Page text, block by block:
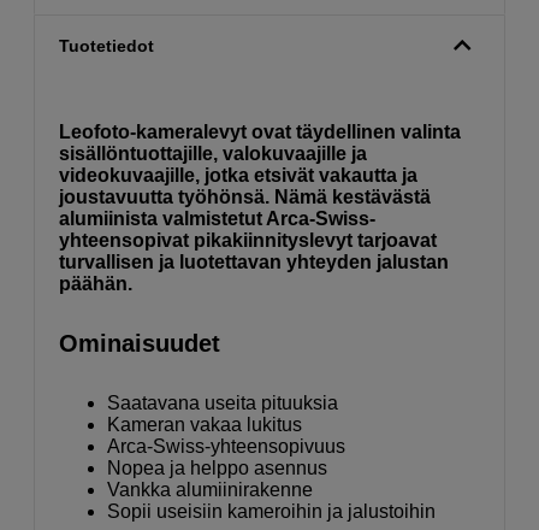
Tuotetiedot
Leofoto-kameralevyt ovat täydellinen valinta
sisällöntuottajille, valokuvaajille ja
videokuvaajille, jotka etsivät vakautta ja
joustavuutta työhönsä. Nämä kestävästä
alumiinista valmistetut Arca-Swiss-
yhteensopivat pikakiinnityslevyt tarjoavat
turvallisen ja luotettavan yhteyden jalustan
päähän.
Ominaisuudet
Saatavana useita pituuksia
Kameran vakaa lukitus
Arca-Swiss-yhteensopivuus
Nopea ja helppo asennus
Vankka alumiinirakenne
Sopii useisiin kameroihin ja jalustoihin